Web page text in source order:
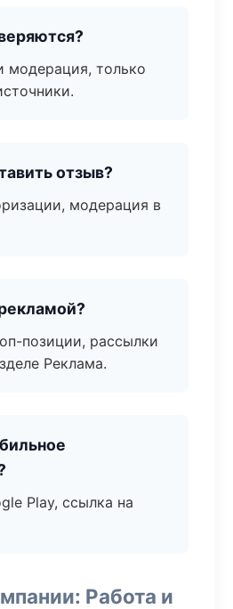
модерация, только
отзыв?
модерация в
позиции, рассылки
Реклама.
Play, ссылка на
Работа и